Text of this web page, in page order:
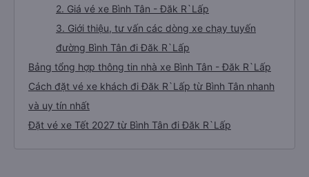
2. Giá vé xe Bình Tân - Đăk R`Lấp
3. Giới thiệu, tư vấn các dòng xe chạy tuyến
đường Bình Tân đi Đăk R`Lấp
Bảng tổng hợp thông tin nhà xe Bình Tân - Đăk R`Lấp
Cách đặt vé xe khách đi Đăk R`Lấp từ Bình Tân nhanh
và uy tín nhất
Đặt vé xe Tết 2027 từ Bình Tân đi Đăk R`Lấp